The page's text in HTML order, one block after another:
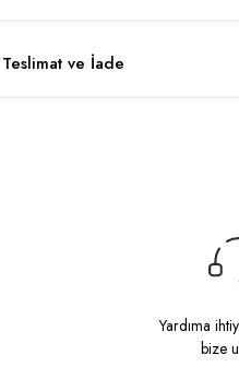
Teslimat ve İade
Yardıma
bize